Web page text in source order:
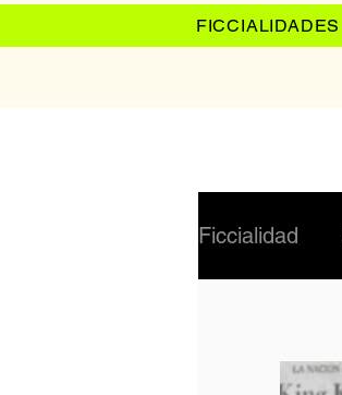
FICCIALIDADES
Ficcialidad